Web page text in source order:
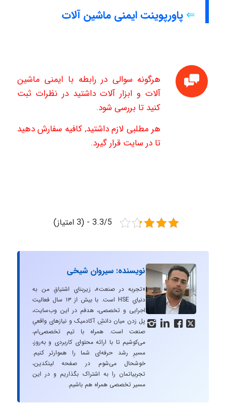
⇐ پاورپوینت ایمنی ماشین آلات
هرگونه سوالی در رابطه با ایمنی ماشین
آلات و ابزار آلات داشتید در نظرات ثبت
کنید تا بررسی شود.
هر مطلبی لازم داشتید, کافیه سفارش دهید
تا در سایت قرار گیرد.
3.3/5 - (3 امتیاز)
   
نویسنده: سیروان شیخی
«تجربه در صنعت»، زیربنایِ اشتیاقِ من به
دنیایِ HSE است. با بیش از ۱۳ سال فعالیت
اجرایی و تخصصی، هدفم در این وب‌سایت،
پل زدن میان دانشِ آکادمیک و نیازهای واقعیِ
صنعت است. همراه با تیم تخصصی‌ام،
می‌کوشیم تا با ارائه محتوای کاربردی و به‌روز،
مسیرِ رشد حرفه‌ای شما را هموارتر کنیم.
خوشحال می‌شوم در صفحه لینکدین،
تجربیاتمان را به اشتراک بگذاریم و در این
مسیر تخصصی همراه هم باشیم.